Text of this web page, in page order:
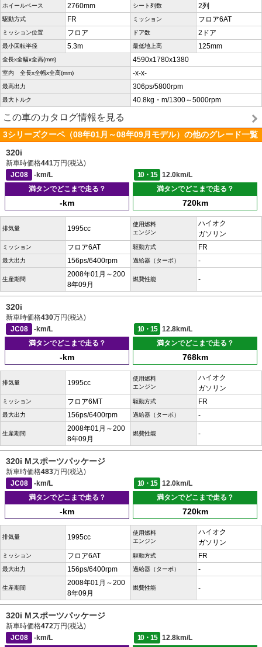
ホイールベース 2760mm シート列数 2列
駆動方式 FR ミッション フロア6AT
ミッション位置 フロア ドア数 2ドア
最小回転半径 5.3m 最低地上高 125mm
全長x全幅x全高(mm) 4590x1780x1380
室内 全長x全幅x全高(mm) -x-x-
最高出力 306ps/5800rpm
最大トルク 40.8kg・m/1300～5000rpm
この車のカタログ情報を見る
3シリーズクーペ（08年01月～08年09月モデル）の他のグレード一覧
320i
新車時価格441万円(税込)
JC08
-km/L 10・15
12.0km/L
満タンでどこまで走る？
-km
満タンでどこまで走る？
720km
排気量 1995cc
使用燃料
エンジン
ハイオク
ガソリン
ミッション フロア6AT 駆動方式 FR
最大出力 156ps/6400rpm 過給器（ターボ） -
生産期間
2008年01月～200
8年09月
燃費性能 -
320i
新車時価格430万円(税込)
JC08
-km/L 10・15
12.8km/L
満タンでどこまで走る？
-km
満タンでどこまで走る？
768km
排気量 1995cc
使用燃料
エンジン
ハイオク
ガソリン
ミッション フロア6MT 駆動方式 FR
最大出力 156ps/6400rpm 過給器（ターボ） -
生産期間
2008年01月～200
8年09月
燃費性能 -
320i Mスポーツパッケージ
新車時価格483万円(税込)
JC08
-km/L 10・15
12.0km/L
満タンでどこまで走る？
-km
満タンでどこまで走る？
720km
排気量 1995cc
使用燃料
エンジン
ハイオク
ガソリン
ミッション フロア6AT 駆動方式 FR
最大出力 156ps/6400rpm 過給器（ターボ） -
生産期間
2008年01月～200
8年09月
燃費性能 -
320i Mスポーツパッケージ
新車時価格472万円(税込)
JC08
-km/L 10・15 12.8km/L